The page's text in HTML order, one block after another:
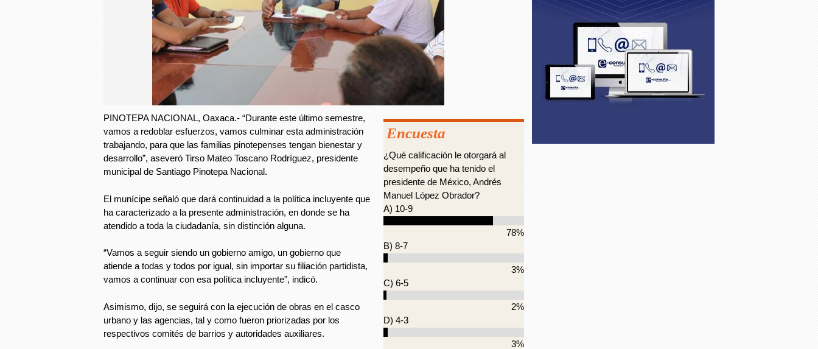
PINOTEPA NACIONAL, Oaxaca.- “Durante este último semestre,
vamos a redoblar esfuerzos, vamos culminar esta administración
trabajando, para que las familias pinotepenses tengan bienestar y
desarrollo”, aseveró Tirso Mateo Toscano Rodríguez, presidente
municipal de Santiago Pinotepa Nacional.
El munícipe señaló que dará continuidad a la política incluyente que
ha caracterizado a la presente administración, en donde se ha
atendido a toda la ciudadanía, sin distinción alguna.
“Vamos a seguir siendo un gobierno amigo, un gobierno que
atiende a todas y todos por igual, sin importar su filiación partidista,
vamos a continuar con esa política incluyente”, indicó.
Asimismo, dijo, se seguirá con la ejecución de obras en el casco
urbano y las agencias, tal y como fueron priorizadas por los
respectivos comités de barrios y autoridades auxiliares.
Encuesta
¿Qué calificación le otorgará al
desempeño que ha tenido el
presidente de México, Andrés
Manuel López Obrador?
A) 10-9
78%
B) 8-7
3%
C) 6-5
2%
D) 4-3
3%